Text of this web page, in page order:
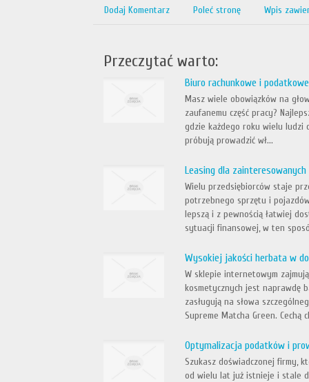
Dodaj Komentarz Poleć stronę Wpis
Przeczytać warto:
Biuro rachunkowe i
Masz wiele obowiązków na
zaufanemu część pracy?
gdzie każdego roku wielu ludzi
próbują prowadzić wł...
Leasing dla
Wielu przedsiębiorców staje
potrzebnego sprzętu i
lepszą i z pewnością łatwiej
sytuacji finansowej, w ten
Wysokiej jakości herbata w
W sklepie internetowym
kosmetycznych jest naprawdę
zasługują na słowa
Supreme Matcha Green. Cechą
Optymalizacja podatków i
Szukasz doświadczonej firmy,
od wielu lat już istnieje i stale